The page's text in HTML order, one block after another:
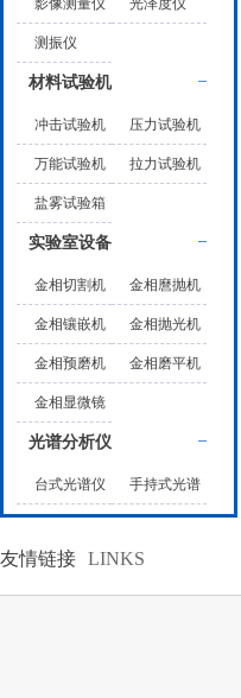
影像测量仪 光泽度仪
测振仪
材料试验机
冲击试验机 压力试验机
万能试验机 拉力试验机
盐雾试验箱
实验室设备
金相切割机 金相麿抛机
金相镶嵌机 金相抛光机
金相预磨机 金相磨平机
金相显微镜
光谱分析仪
台式光谱仪 手持式光谱
分析仪
友情链接 LINKS